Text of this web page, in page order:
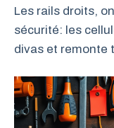
Les rails droits,
sécurité: les
divas et remonte